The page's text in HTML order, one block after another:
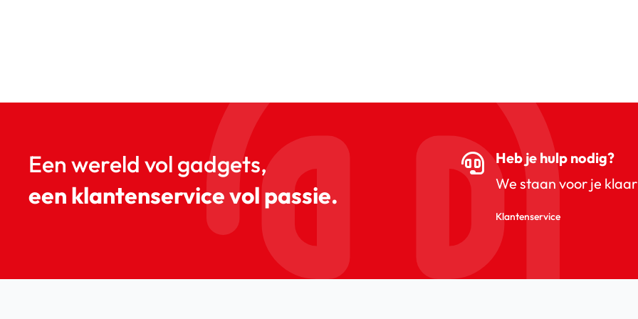
Een wereld vol gadgets,
een klantenservice vol passie.
Heb je hulp nodig?
We staan voor je
Klantenservice